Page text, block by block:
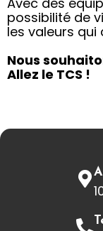
possibilité de
les valeurs qui
Nous
Allez le TCS !